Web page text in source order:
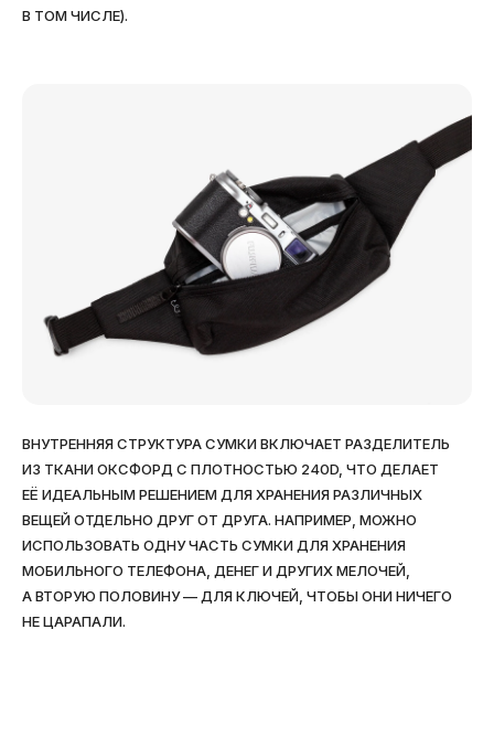
В ТОМ ЧИСЛЕ).
ВНУТРЕННЯЯ СТРУКТУРА СУМКИ ВКЛЮЧАЕТ РАЗДЕЛИТЕЛЬ
ИЗ ТКАНИ ОКСФОРД С ПЛОТНОСТЬЮ 240D, ЧТО ДЕЛАЕТ
ЕЁ ИДЕАЛЬНЫМ РЕШЕНИЕМ ДЛЯ ХРАНЕНИЯ РАЗЛИЧНЫХ
ВЕЩЕЙ ОТДЕЛЬНО ДРУГ ОТ ДРУГА. НАПРИМЕР, МОЖНО
ИСПОЛЬЗОВАТЬ ОДНУ ЧАСТЬ СУМКИ ДЛЯ ХРАНЕНИЯ
МОБИЛЬНОГО ТЕЛЕФОНА, ДЕНЕГ И ДРУГИХ МЕЛОЧЕЙ,
А ВТОРУЮ ПОЛОВИНУ — ДЛЯ КЛЮЧЕЙ, ЧТОБЫ ОНИ НИЧЕГО
НЕ ЦАРАПАЛИ.